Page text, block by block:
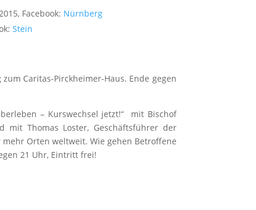
Facebook: Nürnberg
Stein
Caritas-Pirckheimer-Haus. Ende gegen
– Kurswechsel jetzt!“ mit Bischof
mit Thomas Loster, Geschäftsführer der
Orten weltweit. Wie gehen Betroffene
21 Uhr, Eintritt frei!